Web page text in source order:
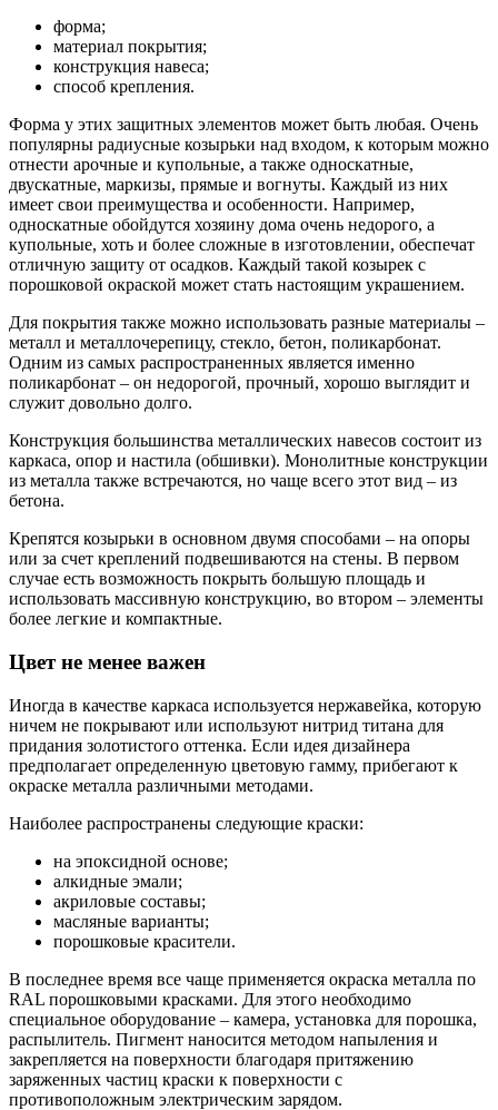
форма;
материал покрытия;
конструкция навеса;
способ крепления.
Форма у этих защитных элементов может быть любая. Очень
популярны радиусные козырьки над входом, к которым можно
отнести арочные и купольные, а также односкатные,
двускатные, маркизы, прямые и вогнуты. Каждый из них
имеет свои преимущества и особенности. Например,
односкатные обойдутся хозяину дома очень недорого, а
купольные, хоть и более сложные в изготовлении, обеспечат
отличную защиту от осадков. Каждый такой козырек с
порошковой окраской может стать настоящим украшением.
Для покрытия также можно использовать разные материалы –
металл и металлочерепицу, стекло, бетон, поликарбонат.
Одним из самых распространенных является именно
поликарбонат – он недорогой, прочный, хорошо выглядит и
служит довольно долго.
Конструкция большинства металлических навесов состоит из
каркаса, опор и настила (обшивки). Монолитные конструкции
из металла также встречаются, но чаще всего этот вид – из
бетона.
Крепятся козырьки в основном двумя способами – на опоры
или за счет креплений подвешиваются на стены. В первом
случае есть возможность покрыть большую площадь и
использовать массивную конструкцию, во втором – элементы
более легкие и компактные.
Цвет не менее важен
Иногда в качестве каркаса используется нержавейка, которую
ничем не покрывают или используют нитрид титана для
придания золотистого оттенка. Если идея дизайнера
предполагает определенную цветовую гамму, прибегают к
окраске металла различными методами.
Наиболее распространены следующие краски:
на эпоксидной основе;
алкидные эмали;
акриловые составы;
масляные варианты;
порошковые красители.
В последнее время все чаще применяется окраска металла по
RAL порошковыми красками. Для этого необходимо
специальное оборудование – камера, установка для порошка,
распылитель. Пигмент наносится методом напыления и
закрепляется на поверхности благодаря притяжению
заряженных частиц краски к поверхности с
противоположным электрическим зарядом.